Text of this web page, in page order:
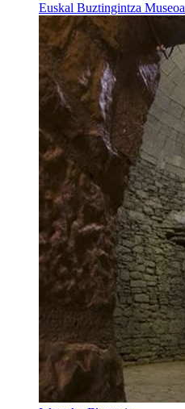
Euskal Buztingintza Museoa